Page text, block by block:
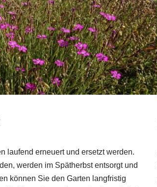
laufend erneuert und ersetzt werden.
werden im Spätherbst entsorgt und
können Sie den Garten langfristig